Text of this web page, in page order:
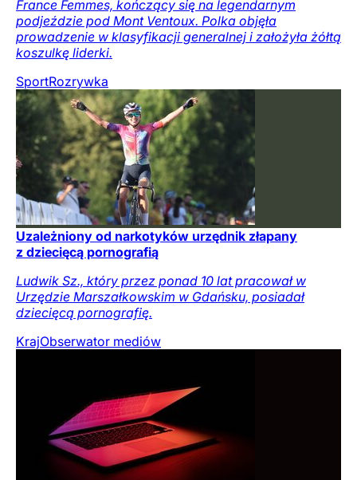
France Femmes, kończący się na legendarnym
podjeździe pod Mont Ventoux. Polka objęła
prowadzenie w klasyfikacji generalnej i założyła żółtą
koszulkę liderki.
SportRozrywka
Uzależniony od narkotyków urzędnik złapany
z dziecięcą pornografią
Ludwik Sz., który przez ponad 10 lat pracował w
Urzędzie Marszałkowskim w Gdańsku, posiadał
dziecięcą pornografię.
KrajObserwator mediów